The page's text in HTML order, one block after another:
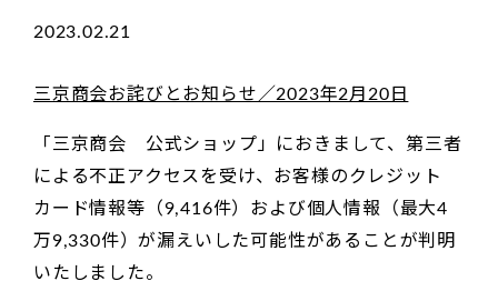
2023.02.21
三京商会お詫びとお知らせ／2023年2月20日
「三京商会 公式ショップ」におきまして、第三者
による不正アクセスを受け、お客様のクレジット
カード情報等（9,416件）および個人情報（最大4
万9,330件）が漏えいした可能性があることが判明
いたしました。